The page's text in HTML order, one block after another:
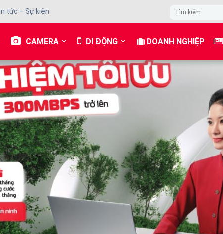
tức – Sự kiện
CAMERA DI ĐỘNG DOANH NGHIỆP